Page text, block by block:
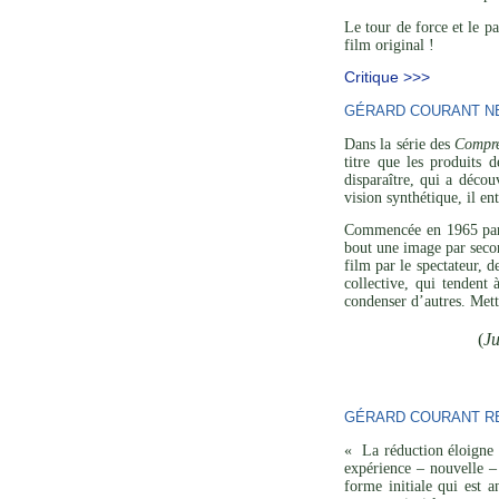
Le tour de force et le
film original !
Critique >>>
GÉRARD COURANT
Dans la série des
titre que les produits
disparaître, qui a
vision synthétique, il
Commencée en 1965
bout une image par
film par le spectateur,
collective, qui tendent
condenser d’autres.
(
GÉRARD COURANT
« La réduction éloigne
expérience – nouvelle
forme initiale qui est